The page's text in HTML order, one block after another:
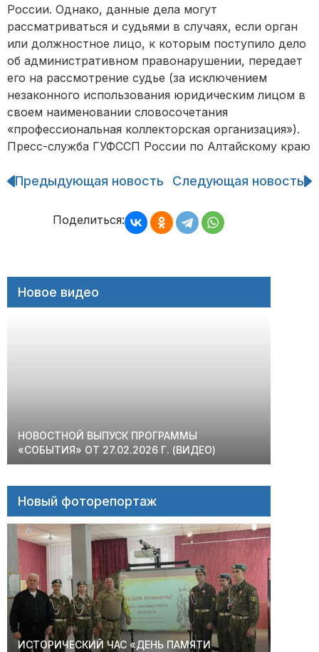
России. Однако, данные дела могут
рассматриваться и судьями в случаях, если орган
или должностное лицо, к которым поступило дело
об административном правонарушении, передает
его на рассмотрение судье (за исключением
незаконного использования юридическим лицом в
своем наименовании словосочетания
«профессиональная коллекторская организация»).
Пресс-служба ГУФССП России по Алтайскому краю
Навигация
записям
Предыдующая новость Следующая новость
Поделиться:
Новое видео
НОВОСТНОЙ ВЫПУСК ПРОГРАММЫ
«СОБЫТИЯ» ОТ 27.02.2026 Г. (ВИДЕО)
Новый фоторепортаж
ИСТОРИЧЕСКИЙ ЧАС «ДЕНЬ ПАМЯТИ